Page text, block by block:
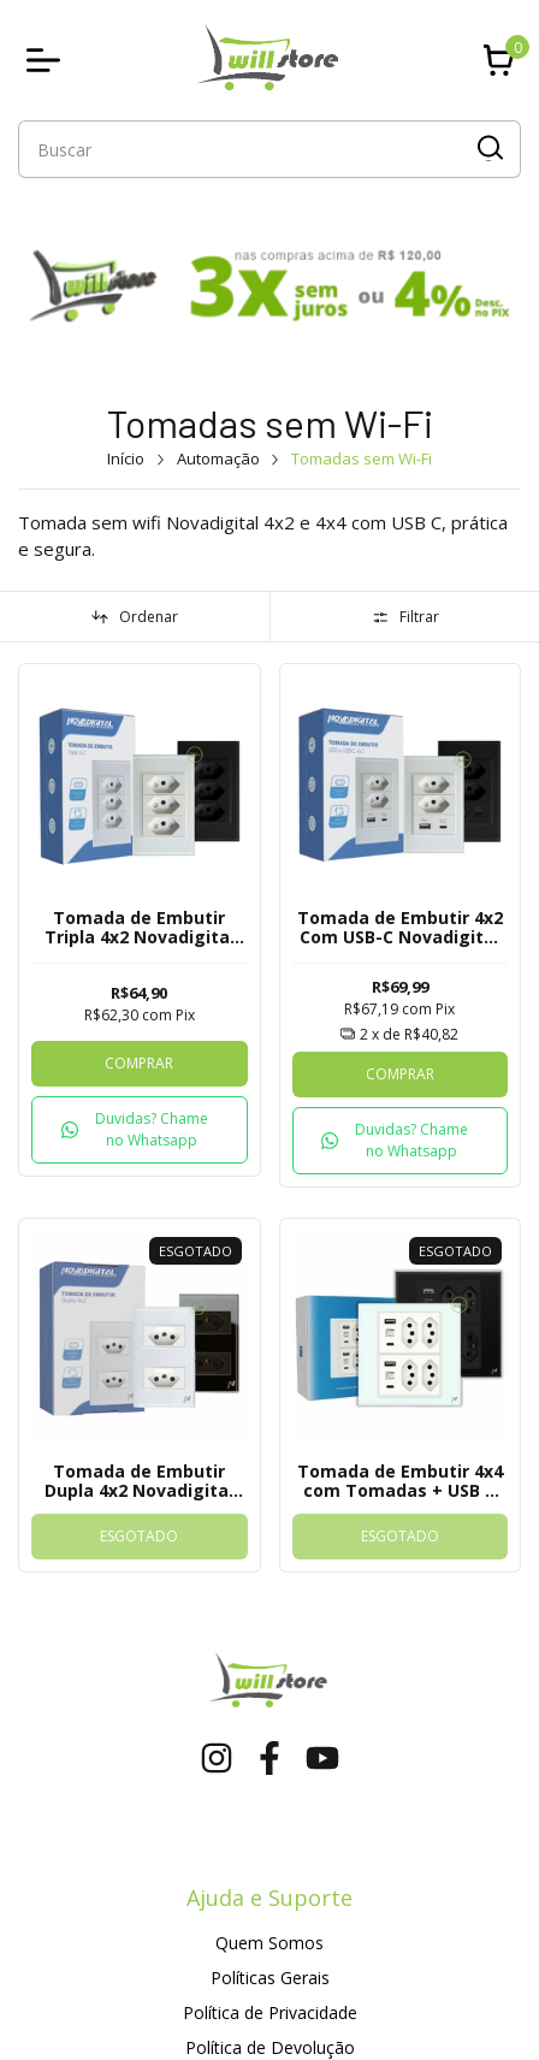
0
Tomadas sem Wi-Fi
Início Automação Tomadas sem Wi-Fi
Tomada sem wifi Novadigital 4x2 e 4x4 com USB C, prática
e segura.
Ordenar Filtrar
Tomada de Embutir
Tripla 4x2 Novadigital
R$64,90
R$62,30 com Pix
COMPRAR
Duvidas? Chame
no Whatsapp
Tomada de Embutir 4x2
Com USB-C Novadigital
R$69,99
R$67,19 com Pix
2x de R$40,82
COMPRAR
Duvidas? Chame
no Whatsapp
ESGOTADO
Tomada de Embutir
Dupla 4x2 Novadigital
Sem Wi-FI
ESGOTADO
ESGOTADO
Tomada de Embutir 4x4
com Tomadas + USB +
USB-C Novadigital
ESGOTADO
Ajuda e Suporte
Quem Somos
Políticas Gerais
Política de Privacidade
Política de Devolução